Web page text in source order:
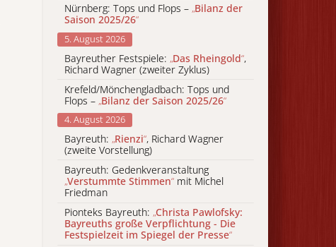
Nürnberg: Tops und Flops – „Bilanz der
Saison 2025/26“
5. August 2026
Bayreuther Festspiele: „Das Rheingold“,
Richard Wagner (zweiter Zyklus)
Krefeld/Mönchengladbach: Tops und
Flops – „Bilanz der Saison 2025/26“
4. August 2026
Bayreuth: „Rienzi“, Richard Wagner
(zweite Vorstellung)
Bayreuth: Gedenkveranstaltung
„Verstummte Stimmen“ mit Michel
Friedman
Pionteks Bayreuth: „Christa Pawlofsky:
Bayreuths große Verpflichtung - Die
Festspielzeit im Spiegel der Presse“